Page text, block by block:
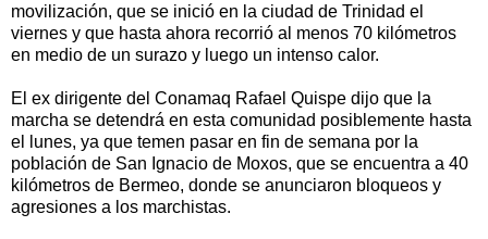
movilización, que se inició en la ciudad de Trinidad el
viernes y que hasta ahora recorrió al menos 70 kilómetros
en medio de un surazo y luego un intenso calor.
El ex dirigente del Conamaq Rafael Quispe dijo que la
marcha se detendrá en esta comunidad posiblemente hasta
el lunes, ya que temen pasar en fin de semana por la
población de San Ignacio de Moxos, que se encuentra a 40
kilómetros de Bermeo, donde se anunciaron bloqueos y
agresiones a los marchistas.